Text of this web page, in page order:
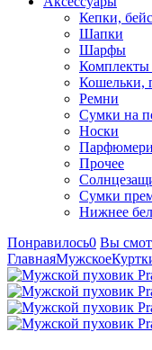
Кепки,
Шапки
Шарфы
Кошельки,
Ремни
Сумки на
Носки
Прочее
Сумки
Нижнее
Понравилось0 Вы
ГлавнаяМужское